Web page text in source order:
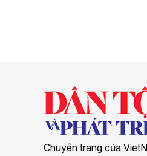
Chuyên trang của